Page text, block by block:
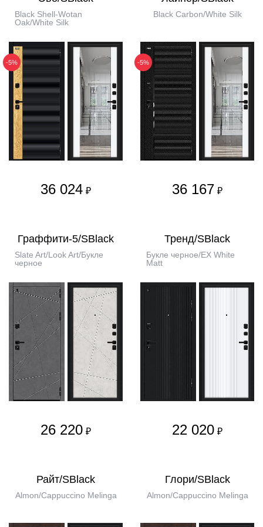
Black Shell-Wotan
Oak/White Silk
-5%
36 024 ₽
Black Carbon/White Silk
-5%
36 167 ₽
Граффити-5/SBlack
Slate Art/Look Art/Букле
черное
26 220 ₽
Тренд/SBlack
Букле черное/EX White
Matt
22 020 ₽
Райт/SBlack
Almon/Cappuccino Melinga
Глори/SBlack
Almon/Cappuccino Melinga